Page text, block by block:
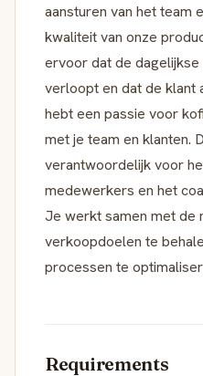
aansturen van het team
kwaliteit van onze
ervoor dat de
verloopt en dat de klant
hebt een passie voor
met je team en klanten.
verantwoordelijk voor
medewerkers en het
Je werkt samen met de
verkoopdoelen te
processen te
Requirements